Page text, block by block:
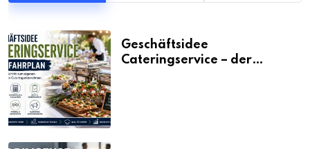
Geschäftsidee
Cateringservice – der